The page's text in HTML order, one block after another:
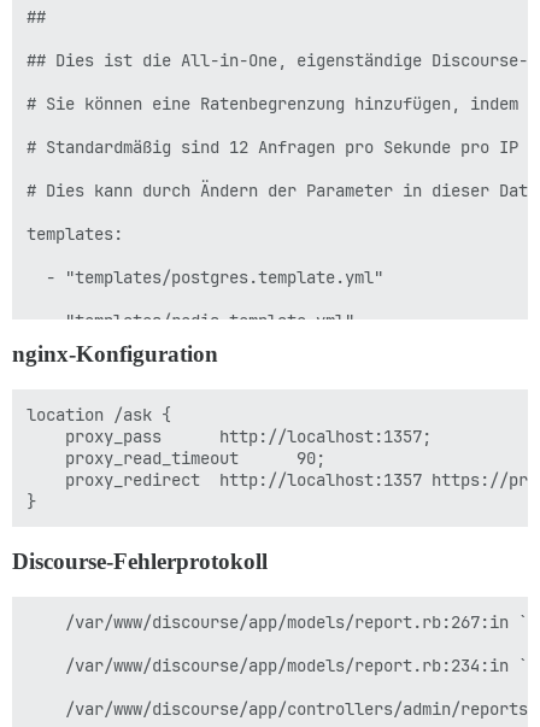
##
## Dies ist die All-in-One, eigenständige Discourse-
# Sie können eine Ratenbegrenzung hinzufügen,
# Standardmäßig sind 12 Anfragen pro Sekunde pro
# Dies kann durch Ändern der Parameter in dieser
templates:
  - "templates/postgres.template.yml"
  - "templates/redis.template.yml"
  - "templates/web.template.yml"
  - "templates/sshd.template.yml"
## Welche TCP/IP-Ports soll dieser Container
expose:
#- "2222:22" # Weiterleitung des Host-Ports 2222
params:
  db_default_text_search_config: "pg_catalog.english"
## Setzen Sie db_shared_buffers auf 1/3 des
nginx-Konfiguration
location /ask {
    proxy_pass      http://localhost:1357;
    proxy_read_timeout      90;
proxy_redirect  http://localhost:1357 https://
Discourse-Fehlerprotokoll
/var/www/discourse/app/models/report.rb:267:in
/var/www/discourse/app/models/report.rb:234:in
/var/www/discourse/app/controllers/admin/